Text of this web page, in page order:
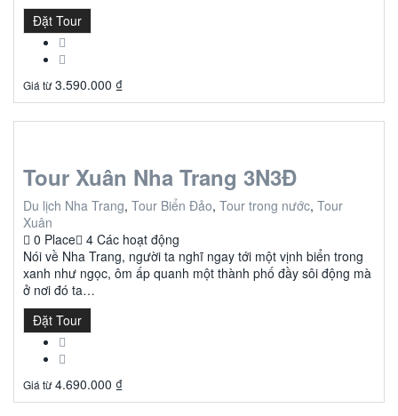
Đặt Tour
Giá từ 3.590.000 ₫
Tour Xuân Nha Trang 3N3Đ
Du lịch Nha Trang, Tour Biển Đảo, Tour trong nước, Tour
Xuân
0 Place 4 Các hoạt động
Nói về Nha Trang, người ta nghĩ ngay tới một vịnh biển trong
xanh như ngọc, ôm ấp quanh một thành phố đầy sôi động mà
ở nơi đó ta…
Đặt Tour
Giá từ 4.690.000 ₫